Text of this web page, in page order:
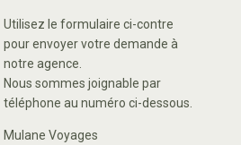
Utilisez le formulaire ci-contre
pour envoyer votre demande à
notre agence.
Nous sommes joignable par
téléphone au numéro ci-dessous.
Mulane Voyages